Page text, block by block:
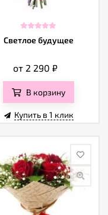
Светлое будущее
от 2 290 ₽
В корзину
Купить в 1 клик